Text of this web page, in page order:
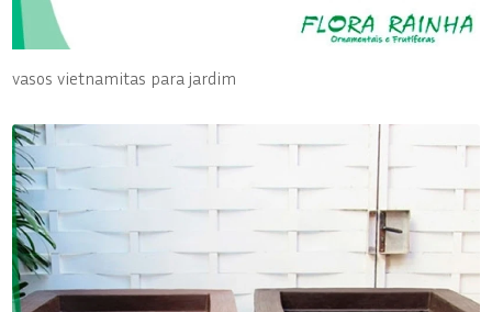
vasos vietnamitas para jardim